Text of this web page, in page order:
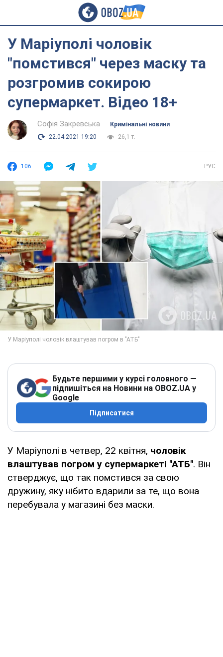
У Маріуполі чоловік
"помстився" через маску та
розгромив сокирою
супермаркет. Відео 18+
Софія Закревська
Кримінальні новини
22.04.2021 19:20
26,1 т.
106 РУС
Будьте першими у курсі головного —
підпишіться на Новини на OBOZ.UA у
Google
Підписатися
У Маріуполі в четвер, 22 квітня, чоловік
влаштував погром у супермаркеті "АТБ". Він
стверджує, що так помстився за свою
дружину, яку нібито вдарили за те, що вона
перебувала у магазині без маски.